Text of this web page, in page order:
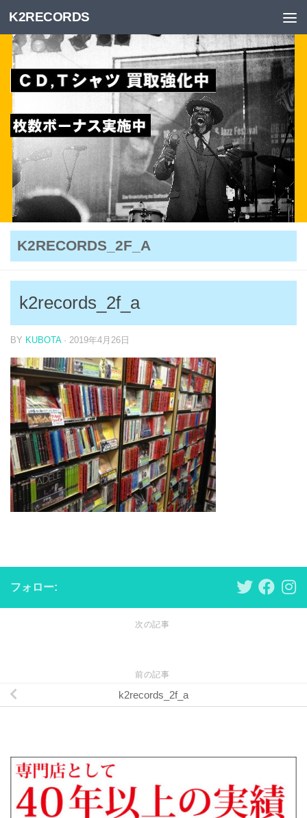
Skip to content
K2RECORDS
K2RECORDS_2F_A
k2records_2f_a
BY KUBOTA · 2019年4月26日
フォロー:
次の記事
前の記事
k2records_2f_a